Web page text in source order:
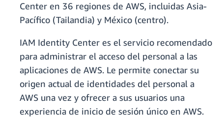
Center en 36 regiones de AWS, incluidas Asia-
Pacífico (Tailandia) y México (centro).
IAM Identity Center es el servicio recomendado
para administrar el acceso del personal a las
aplicaciones de AWS. Le permite conectar su
origen actual de identidades del personal a
AWS una vez y ofrecer a sus usuarios una
experiencia de inicio de sesión único en AWS.